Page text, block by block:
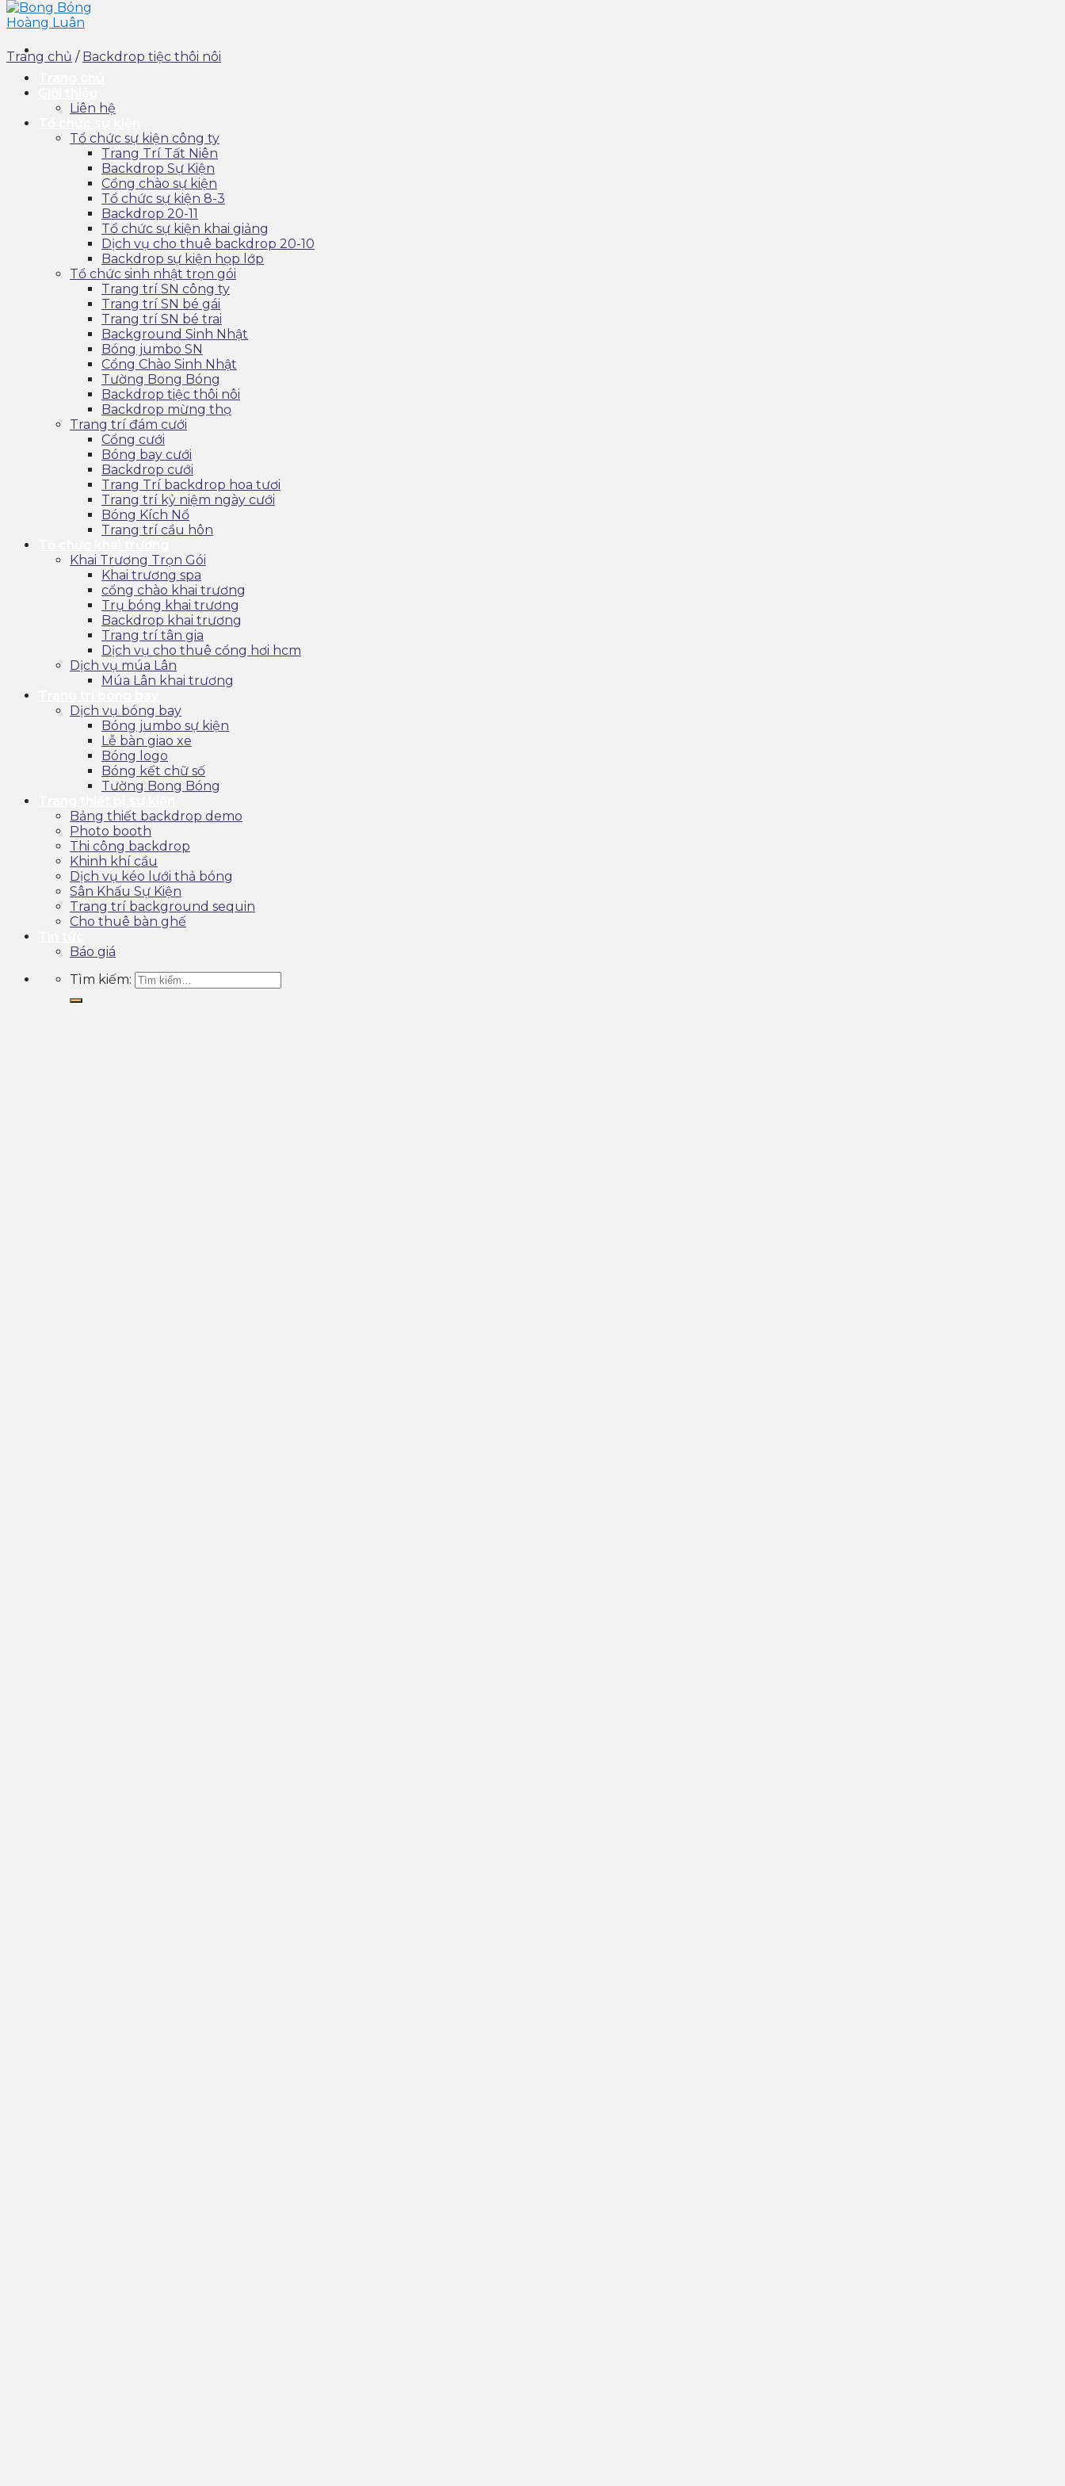
Liên hệ
Tổ chức sự kiện công ty
Trang Trí Tất Niên
Backdrop Sự Kiện
Cổng chào sự kiện
Tổ chức sự kiện 8-3
Backdrop 20-11
Tổ chức sự kiện khai giảng
Dịch vụ cho thuê backdrop 20-10
Backdrop sự kiện họp lớp
Tổ chức sinh nhật trọn gói
Trang trí SN công ty
Trang trí SN bé gái
Trang trí SN bé trai
Background Sinh Nhật
Bóng jumbo SN
Cổng Chào Sinh Nhật
Tường Bong Bóng
Backdrop tiệc thôi nôi
Backdrop mừng thọ
Trang trí đám cưới
Cổng cưới
Bóng bay cưới
Backdrop cưới
Trang Trí backdrop hoa tươi
Trang trí kỷ niệm ngày cưới
Bóng Kích Nổ
Trang trí cầu hôn
Khai Trương Trọn Gói
Khai trương spa
cổng chào khai trương
Trụ bóng khai trương
Backdrop khai trương
Trang trí tân gia
Dịch vụ cho thuê cổng hơi hcm
Dịch vụ múa Lân
Múa Lân khai trương
Dịch vụ bóng bay
Bóng jumbo sự kiện
Lễ bàn giao xe
Bóng logo
Bóng kết chữ số
Tường Bong Bóng
Bảng thiết backdrop demo
Photo booth
Thi công backdrop
Khinh khí cầu
Dịch vụ kéo lưới thả bóng
Sân Khấu Sự Kiện
Trang trí background sequin
Cho thuê bàn ghế
Báo giá
Tìm kiếm:
Trang chủ / Backdrop tiệc thôi nôi